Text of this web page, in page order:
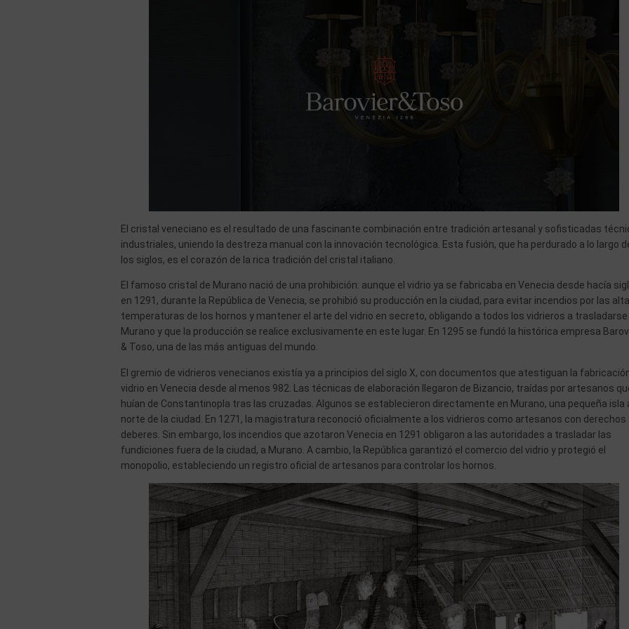
El cristal veneciano es el resultado de una fascinante combinación entre tradición artesanal y sofisticadas
industriales, uniendo la destreza manual con la innovación tecnológica. Esta fusión, que ha perdurado a lo largo
los siglos, es el corazón de la rica tradición del cristal italiano.
El famoso cristal de Murano nació de una prohibición: aunque el vidrio ya se fabricaba en Venecia desde hacía
en 1291, durante la República de Venecia, se prohibió su producción en la ciudad, para evitar incendios por las
temperaturas de los hornos y mantener el arte del vidrio en secreto, obligando a todos los vidrieros a trasladarse
Murano y que la producción se realice exclusivamente en este lugar. En 1295 se fundó la histórica empresa
& Toso, una de las más antiguas del mundo.
El gremio de vidrieros venecianos existía ya a principios del siglo X, con documentos que atestiguan la
vidrio en Venecia desde al menos 982. Las técnicas de elaboración llegaron de Bizancio, traídas por artesanos
huían de Constantinopla tras las cruzadas. Algunos se establecieron directamente en Murano, una pequeña isla
norte de la ciudad. En 1271, la magistratura reconoció oficialmente a los vidrieros como artesanos con derechos
deberes. Sin embargo, los incendios que azotaron Venecia en 1291 obligaron a las autoridades a trasladar las
fundiciones fuera de la ciudad, a Murano. A cambio, la República garantizó el comercio del vidrio y protegió el
monopolio, estableciendo un registro oficial de artesanos para controlar los hornos.